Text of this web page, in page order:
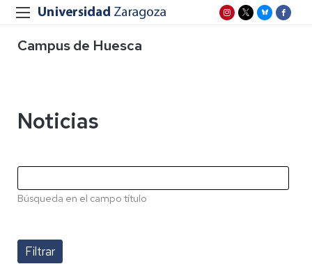
Campus de Huesca
Noticias
Búsqueda en el campo título